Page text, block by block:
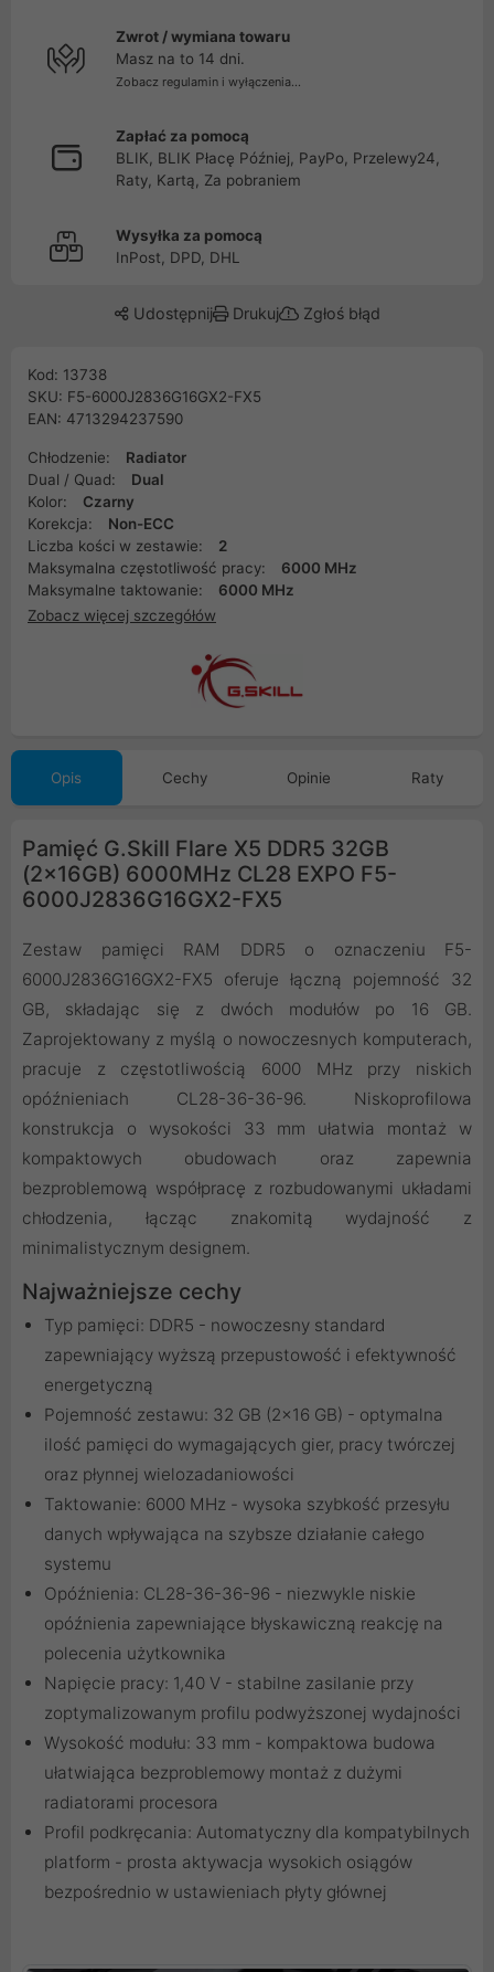
Zwrot / wymiana towaru
Masz na to 14 dni.
Zobacz regulamin i wyłączenia...
Zapłać za pomocą
BLIK, BLIK Płacę Później, PayPo, Przelewy24,
Raty, Kartą, Za pobraniem
Wysyłka za pomocą
InPost, DPD, DHL
Udostępnij Drukuj Zgłoś błąd
Kod: 13738
SKU: F5-6000J2836G16GX2-FX5
EAN: 4713294237590
Chłodzenie:
Radiator
Dual / Quad:
Dual
Kolor:
Czarny
Korekcja:
Non-ECC
Liczba kości w zestawie:
2
Maksymalna częstotliwość pracy:
6000 MHz
Maksymalne taktowanie:
6000 MHz
Zobacz więcej szczegółów
Opis Cechy Opinie Raty
Pamięć G.Skill Flare X5 DDR5 32GB
(2x16GB) 6000MHz CL28 EXPO F5-
6000J2836G16GX2-FX5
Zestaw pamięci RAM DDR5 o oznaczeniu F5-
6000J2836G16GX2-FX5 oferuje łączną pojemność 32
GB, składając się z dwóch modułów po 16 GB.
Zaprojektowany z myślą o nowoczesnych komputerach,
pracuje z częstotliwością 6000 MHz przy niskich
opóźnieniach CL28-36-36-96. Niskoprofilowa
konstrukcja o wysokości 33 mm ułatwia montaż w
kompaktowych obudowach oraz zapewnia
bezproblemową współpracę z rozbudowanymi układami
chłodzenia, łącząc znakomitą wydajność z
minimalistycznym designem.
Najważniejsze cechy
Typ pamięci: DDR5 - nowoczesny standard
zapewniający wyższą przepustowość i efektywność
energetyczną
Pojemność zestawu: 32 GB (2x16 GB) - optymalna
ilość pamięci do wymagających gier, pracy twórczej
oraz płynnej wielozadaniowości
Taktowanie: 6000 MHz - wysoka szybkość przesyłu
danych wpływająca na szybsze działanie całego
systemu
Opóźnienia: CL28-36-36-96 - niezwykle niskie
opóźnienia zapewniające błyskawiczną reakcję na
polecenia użytkownika
Napięcie pracy: 1,40 V - stabilne zasilanie przy
zoptymalizowanym profilu podwyższonej wydajności
Wysokość modułu: 33 mm - kompaktowa budowa
ułatwiająca bezproblemowy montaż z dużymi
radiatorami procesora
Profil podkręcania: Automatyczny dla kompatybilnych
platform - prosta aktywacja wysokich osiągów
bezpośrednio w ustawieniach płyty głównej